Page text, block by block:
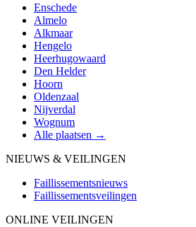
Enschede
Almelo
Alkmaar
Hengelo
Heerhugowaard
Den Helder
Hoorn
Oldenzaal
Nijverdal
Wognum
Alle plaatsen →
NIEUWS & VEILINGEN
Faillissementsnieuws
Faillissementsveilingen
ONLINE VEILINGEN